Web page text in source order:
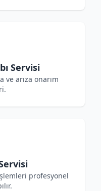
Servisi
ve arıza onarım
profesyonel